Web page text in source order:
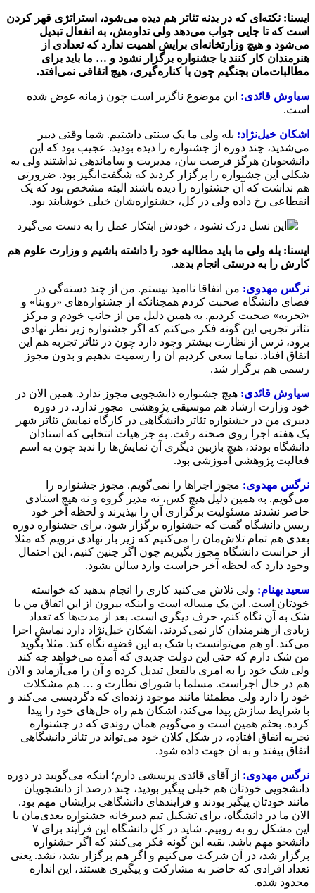
ایسنا: نکته‌ای که در بدنه تئاتر هم دیده می‌شود، استراتژی قهر کردن
است که تا جایی جواب می‌دهد ولی تداومش، به انفعال تبدیل
می‌شود و هیچ وزارتخانه‌ای برایش اهمیت ندارد که تعدادی از
هنرمندان کار کنند یا جشنواره برگزار نشود و … ما باید برای
مطالبات‌مان بجنگیم چون با کناره‌گیری، هیچ اتفاقی نمی‌افتد.
سیاوش قائدی: این موضوع ناگزیر است چون زمانه عوض شده
است.
اشکان خیل‌نژاد: بله ولی ما یک سنتی داشتیم. شما وقتی دبیر
می‌شدید، چند دوره از جشنواره را دیده بودید. عجیب بود که این
دانشجویان هرگز فرصت بیان، مدیریت و ساماندهی نداشتند ولی به
شکلی این جشنواره را برگزار کردند که شگفت‌انگیز بود. ضرورتی
هم نداشت که آن جشنواره را دیده باشند البته مشخص بود که یک
انقطاعی رخ داده ولی در کل، جشنواره‌شان خیلی خوشایند بود.
ایسنا: بله ولی ما باید مطالبه خود را داشته باشیم و وزارت علوم هم
کارش را به درستی انجام بدهد.
نرگس مهدوی: من اتفاقا ناامید نیستم. من از چند دسته‌گی در
فضای دانشگاه صحبت کردم همچنانکه از جشنواره‌های «روبنا» و
«تجربه» صحبت کردیم. به همین دلیل من از جانب خودم و مرکز
تئاتر تجربی این گونه فکر می‌کنم که اگر جشنواره زیر نظر نهادی
برود، ترس از نظارت بیشتر وجود دارد چون در تئاتر تجربه هم این
اتفاق افتاد. تماما سعی کردیم آن را رسمیت ندهیم و بدون مجوز
رسمی هم برگزار شد.
سیاوش قائدی: هیچ جشنواره دانشجویی مجوز ندارد. همین الان در
خود وزارت ارشاد هم موسیقی پژوهشی مجوز ندارد. در دوره
دبیری من در جشنواره تئاتر دانشگاهی در کارگاه نمایش تئاتر شهر
یک هفته اجرا روی صحنه رفت. به جز هیات انتخابی که استادان
دانشگاه بودند، هیچ بازبین دیگری آن نمایش‌ها را ندید چون به اسم
فعالیت پژوهشی آموزشی بود.
نرگس مهدوی: مجوز اجراها را نمی‌گویم. مجوز جشنواره را
می‌گویم. به همین دلیل هیچ کس، نه مدیر گروه و نه هیچ استادی
حاضر نشدند مسئولیت برگزاری آن را بپذیرند و لحظه آخر خود
رییس دانشگاه گفت که جشنواره برگزار شود. برای جشنواره دوره
بعدی هم تمام تلاش‌مان را می‌کنیم که زیر بار نهادی نرویم که مثلا
از حراست دانشگاه مجوز بگیریم چون اگر چنین کنیم، این احتمال
وجود دارد که لحظه آخر حراست وارد سالن بشود.
سعید بهنام: ولی تلاش می‌کنید کاری را انجام بدهید که خواسته
خودتان است. این یک مساله است و اینکه بیرون از این اتفاق من با
شک به آن نگاه کنم، حرف دیگری است. بعد از مدت‌ها که تعداد
زیادی از هنرمندان کار نمی‌کردند، اشکان خیل‌نژاد دارد نمایش اجرا
می‌کند. او هم می‌توانست با شک به این قضیه نگاه کند. مثلا بگوید
من شک دارم که حتی این دولت جدیدی که آمده می‌خواهد چه کند
ولی شک خود را به امری بالفعل تبدیل کرده و آن را می‌آزماید و الان
هم در حال اجراست. مسلما با شورای نظارت و … هم مشکلات
خود را دارد ولی مطمئنا مانند موجود زنده‌ای که دگردیسی می‌کند و
با شرایط سازش پیدا می‌کند، اشکان هم راه حل‌های خود را پیدا
کرده. بحثم همین است و می‌گویم همان روندی که در جشنواره
تجربه اتفاق افتاده، در شکل کلان خود می‌تواند در تئاتر دانشگاهی
اتفاق بیفتد و به آن جهت داده شود.
نرگس مهدوی: از آقای قائدی‌ پرسشی دارم؛ اینکه می‌گویید در دوره
دانشجویی خودتان هم خیلی پیگیر بودید، چند درصد از دانشجویان
مانند خودتان پیگیر بودند و فرایندهای دانشگاهی برایشان مهم بود.
الان ما در دانشگاه، برای تشکیل تیم دبیرخانه جشنواره بعدی‌مان با
این مشکل رو به روییم. شاید در کل دانشگاه این فرآیند برای ۷
دانشجو مهم باشد. بقیه این گونه فکر می‌کنند که اگر جشنواره
برگزار شد، در آن شرکت می‌کنیم و اگر هم برگزار نشد، نشد. یعنی
تعداد افرادی که حاضر به مشارکت و پیگیری هستند، این اندازه
محدود شده.